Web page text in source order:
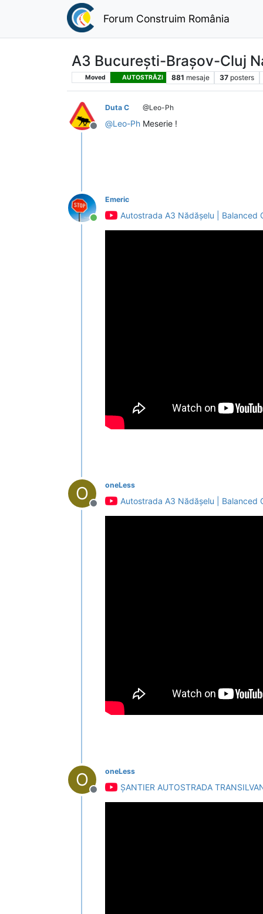
Forum Construim România
A3 București-Brașov-Cluj
Moved AUTOSTRĂZI 881 mesaje 37 posters
Deconectat
Duta C @Leo-Ph
@Leo-Ph Meserie !
Conectat
Emeric
Autostrada A3 Nădășelu | Balanced
O
Deconectat
oneLess
Autostrada A3 Nădășelu | Balanced
O
Deconectat
oneLess
ȘANTIER AUTOSTRADA